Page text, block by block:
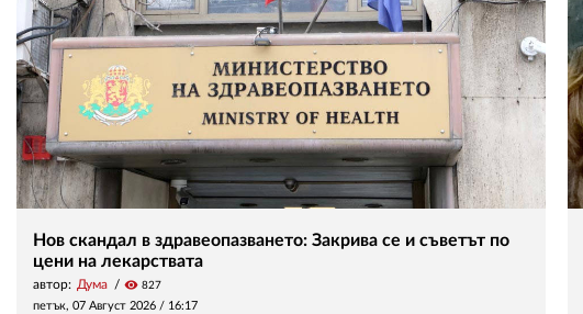
Нов скандал в здравеопазването: Закрива се и съветът по
цени на лекарствата
автор: Дума visibility 827
петък, 07 Август 2026 / 16:17